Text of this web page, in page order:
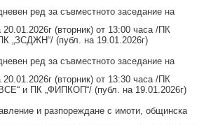
ред за съвместното заседание на
20.01.2026г (вторник) от 13:00 часа /ПК
„ЗСДЖН“/ (публ. на 19.01.2026г)
ред за съвместното заседание на
20.01.2026г (вторник) от 13:30 часа /ПК
и ПК „ФИПКОП“/ (публ. на 19.01.2026г)
и разпореждане с имоти, общинска